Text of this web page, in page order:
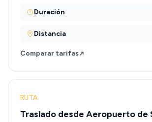
Duración
Distancia
Comparar tarifas
RUTA
Traslado desde Aeropuerto de